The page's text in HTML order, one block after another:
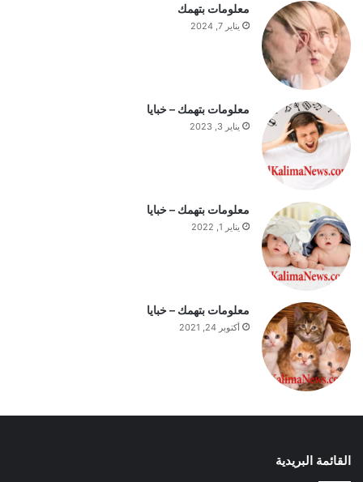
ه
ي
م
ي
و
م
معلومات بتهمك
يناير 7, 2024
معلومات بتهمك – خبايا
يناير 3, 2023
معلومات بتهمك – خبايا
يناير 1, 2022
معلومات بتهمك – خبايا
أكتوبر 24, 2021
القائمة البريدية